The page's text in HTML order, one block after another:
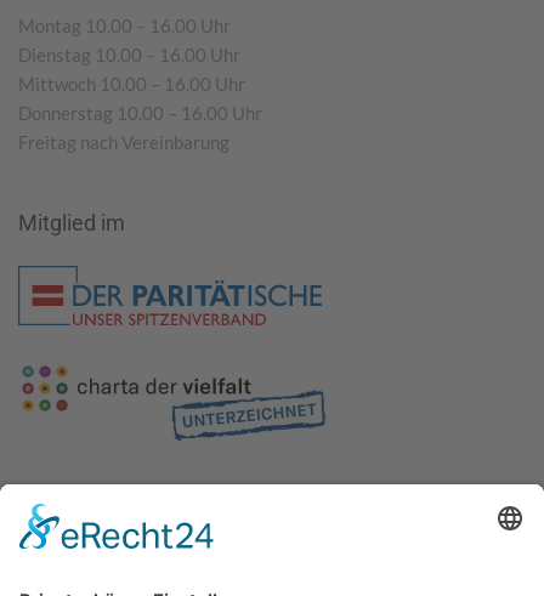
Montag 10.00 – 16.00 Uhr
Dienstag 10.00 – 16.00 Uhr
Mittwoch 10.00 – 16.00 Uhr
Donnerstag 10.00 – 16.00 Uhr
Freitag nach Vereinbarung
Mitglied im